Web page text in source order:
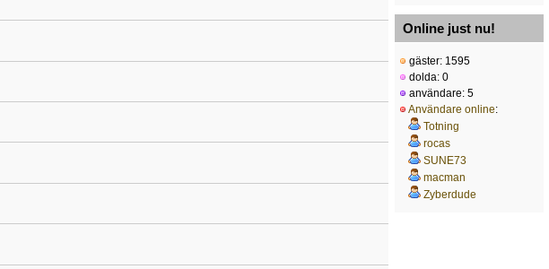
Online just nu!
gäster: 1595
dolda: 0
användare: 5
Användare online:
Totning
rocas
SUNE73
macman
Zyberdude